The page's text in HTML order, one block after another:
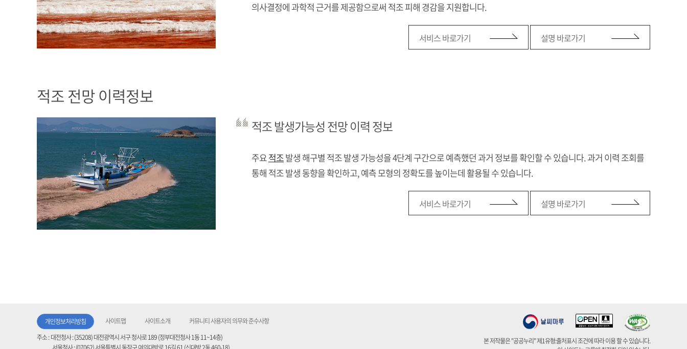
의사결정에 과학적 근거를 제공함으로써 적조 피해 경감을 지원합니다.
서비스 바로가기 설명 바로가기
적조 전망 이력정보
적조 발생가능성 전망 이력 정보
주요적조발생 해구별 적조 발생 가능성을 4단계 구간으로 예측했던 과거 정보를 확인할 수 있습니다. 과거 이력 조회를
통해 적조 발생 동향을 확인하고, 예측 모형의 정확도를 높이는데 활용될 수 있습니다.
서비스 바로가기 설명 바로가기
개인정보처리방침 사이트맵 사이트소개
커뮤니티 사용자의 의무와 준수사항
주소 : 대전청사 : (35208) 대전광역시 서구 청사로 189 (정부대전청사 1동 11~14층)
본 저작물은 "공공누리" 제1유형:출처표시 조건에 따라 이용 할 수 있습니다.